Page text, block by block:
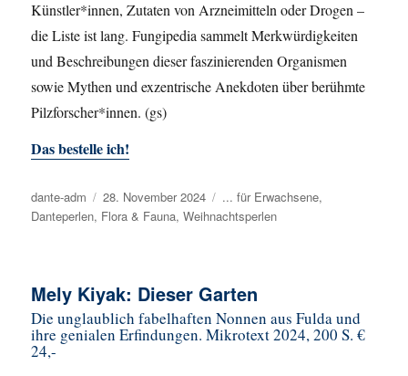
Künstler*innen, Zutaten von Arzneimitteln oder Drogen –
die Liste ist lang. Fungipedia sammelt Merkwürdigkeiten
und Beschreibungen dieser faszinierenden Organismen
sowie Mythen und exzentrische Anekdoten über berühmte
Pilzforscher*innen. (gs)
Das bestelle ich!
Autor
dante-adm
Veröffentlicht
am
28. November 2024 Kategorien
... für Erwachsene,
Danteperlen, Flora & Fauna,Weihnachtsperlen
Mely Kiyak: Dieser Garten
Die unglaublich fabelhaften Nonnen aus Fulda und
ihre genialen Erfindungen. Mikrotext 2024, 200 S. €
24,-